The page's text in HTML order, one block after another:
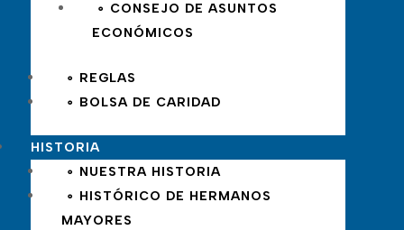
∘ CONSEJO DE ASUNTOS
ECONÓMICOS
∘ REGLAS
∘ BOLSA DE CARIDAD
HISTORIA
∘ NUESTRA HISTORIA
∘ HISTÓRICO DE HERMANOS
MAYORES